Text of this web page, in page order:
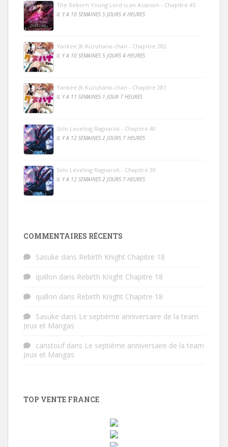
The Reborn Young Lord is an Assassin - Chapitre 45
IL Y A 10 SEMAINES 5 JOURS 4 HEURES
Yankee JK Kuzuhana-chan - Chapitre 282
IL Y A 10 SEMAINES 5 JOURS 4 HEURES
Yankee JK Kuzuhana-chan - Chapitre 281
IL Y A 11 SEMAINES 1 JOUR 7 HEURES
Solo Leveling Ragnarok - Chapitre 40
IL Y A 12 SEMAINES 2 JOURS 7 HEURES
Solo Leveling Ragnarok - Chapitre 39
IL Y A 12 SEMAINES 2 JOURS 7 HEURES
COMMENTAIRES RÉCENTS
Sasuke dans Rebirth Knight Chapitre 18
quillon dans Rebirth Knight Chapitre 18
quillon dans Rebirth Knight Chapitre 18
Sasuke dans Le septième anniversaire de la team
Jeux et Mangas
caristoufdans Le septième anniversaire de la team
Jeux et Mangas
TOP VENTE FRANCE